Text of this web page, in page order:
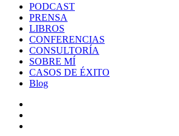
PODCAST
PRENSA
LIBROS
CONFERENCIAS
CONSULTORÍA
SOBRE MÍ
CASOS DE ÉXITO
Blog